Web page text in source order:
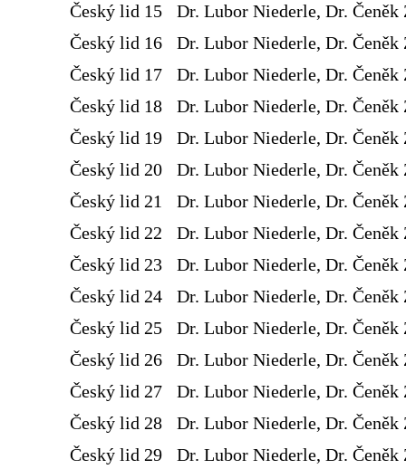
Český lid 15
Dr. Lubor Niederle, Dr. Čeněk
Český lid 16
Dr. Lubor Niederle, Dr. Čeněk
Český lid 17
Dr. Lubor Niederle, Dr. Čeněk
Český lid 18
Dr. Lubor Niederle, Dr. Čeněk
Český lid 19
Dr. Lubor Niederle, Dr. Čeněk
Český lid 20
Dr. Lubor Niederle, Dr. Čeněk
Český lid 21
Dr. Lubor Niederle, Dr. Čeněk
Český lid 22
Dr. Lubor Niederle, Dr. Čeněk
Český lid 23
Dr. Lubor Niederle, Dr. Čeněk
Český lid 24
Dr. Lubor Niederle, Dr. Čeněk
Český lid 25
Dr. Lubor Niederle, Dr. Čeněk
Český lid 26
Dr. Lubor Niederle, Dr. Čeněk
Český lid 27
Dr. Lubor Niederle, Dr. Čeněk
Český lid 28
Dr. Lubor Niederle, Dr. Čeněk
Český lid 29
Dr. Lubor Niederle, Dr. Čeněk